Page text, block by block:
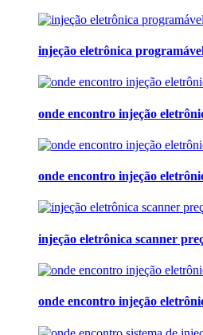
injeção eletrônica
onde encontro injeção
onde encontro injeção
injeção eletrônica scanner
onde encontro injeção